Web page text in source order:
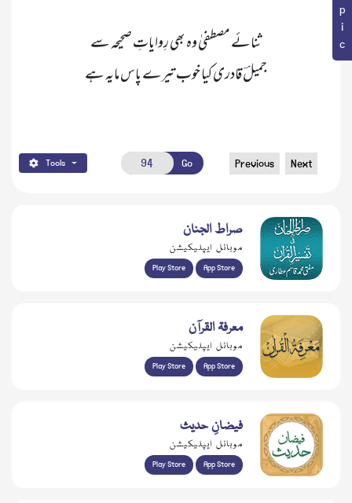
جمیلؔ قادری کیا خوب تیرے پاس مایہ ہے
Tools Go Previous Next
صراط الجنان
موبائل ایپلیکیشن
Play Store App Store
معرفۃ القرآن
موبائل ایپلیکیشن
Play Store App Store
فیضانِ حدیث
موبائل ایپلیکیشن
Play Store App Store